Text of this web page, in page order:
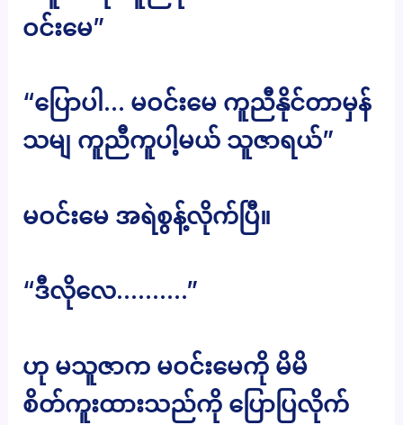
ဝင်းမေ”
“ပြောပါ… မဝင်းမေ ကူညီနိုင်တာမှန်
သမျ ကူညီကူပါ့မယ် သူဇာရယ်”
မဝင်းမေ အရဲစွန့်လိုက်ပြီ။
“ဒီလိုလေ……….”
ဟု မသူဇာက မဝင်းမေကို မိမိ
စိတ်ကူးထားသည်ကို ပြောပြလိုက်